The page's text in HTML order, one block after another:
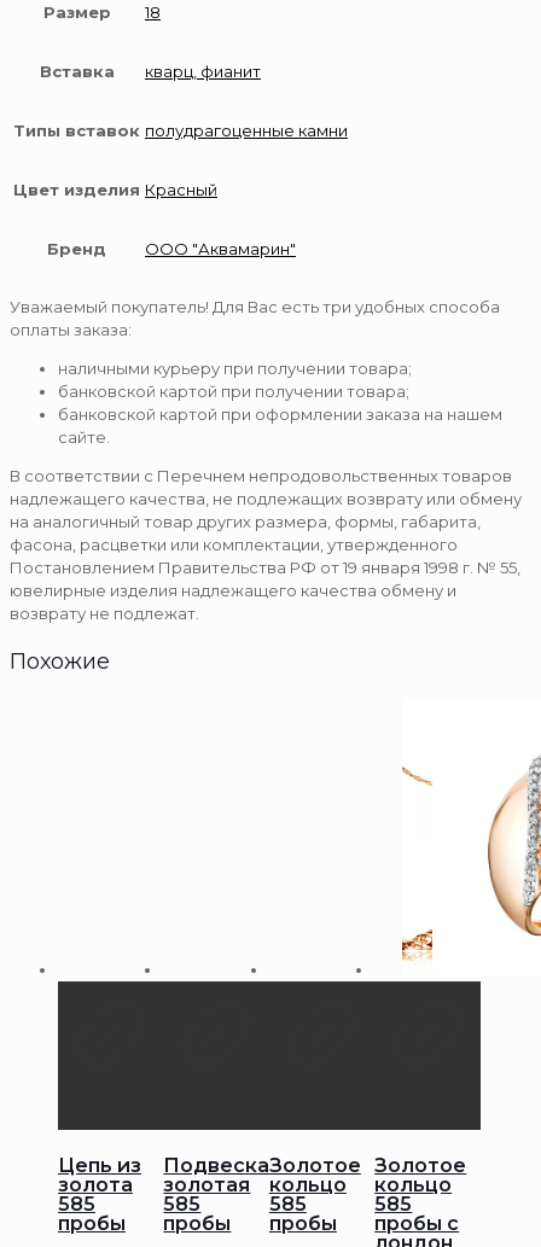
Размер 18
Вставка кварц, фианит
Типы вставок полудрагоценные камни
Цвет изделия Красный
Бренд ООО "Аквамарин"
Уважаемый покупатель! Для Вас есть три удобных способа
оплаты заказа:
наличными курьеру при получении товара;
банковской картой при получении товара;
банковской картой при оформлении заказа на нашем
сайте.
В соответствии с Перечнем непродовольственных товаров
надлежащего качества, не подлежащих возврату или обмену
на аналогичный товар других размера, формы, габарита,
фасона, расцветки или комплектации, утвержденного
Постановлением Правительства РФ от 19 января 1998 г. № 55,
ювелирные изделия надлежащего качества обмену и
возврату не подлежат.
Похожие
Цепь из
золота
585
пробы
Подвеска
золотая
585
пробы
Золотое
кольцо
585
пробы
Золотое
кольцо
585
пробы с
лондон